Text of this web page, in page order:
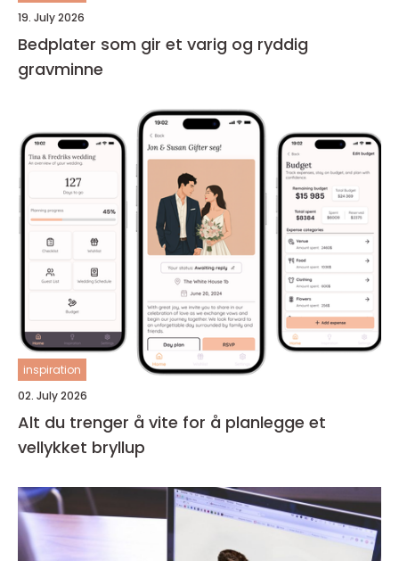
19. July 2026
Bedplater som gir et varig og ryddig
gravminne
inspiration
02. July 2026
Alt du trenger å vite for å planlegge et
vellykket bryllup